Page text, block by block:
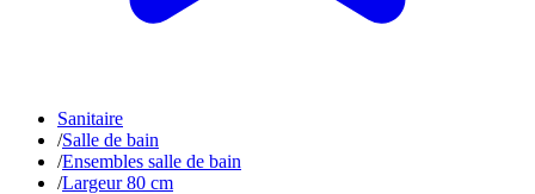
Sanitaire
/Salle de bain
/Ensembles salle de bain
/Largeur 80 cm